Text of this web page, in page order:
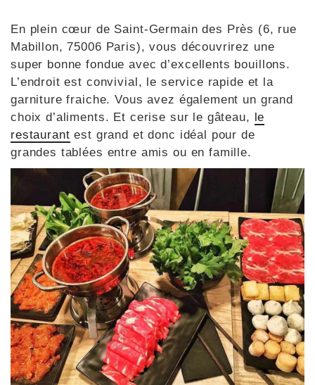
En plein cœur de Saint-Germain des Près (6, rue
Mabillon, 75006 Paris), vous découvrirez une
super bonne fondue avec d’excellents bouillons.
L’endroit est convivial, le service rapide et la
garniture fraiche. Vous avez également un grand
choix d’aliments. Et cerise sur le gâteau,
le
restaurant est grand et donc idéal pour de
grandes tablées entre amis ou en famille.